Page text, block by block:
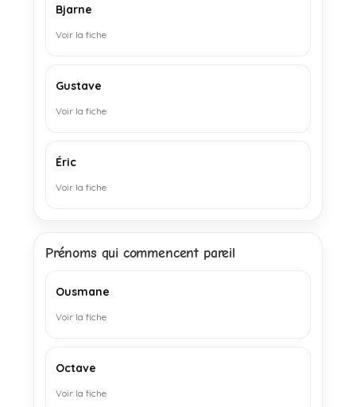
Bjarne
Voir la fiche
Gustave
Voir la fiche
Éric
Voir la fiche
Prénoms qui commencent pareil
Ousmane
Voir la fiche
Octave
Voir la fiche